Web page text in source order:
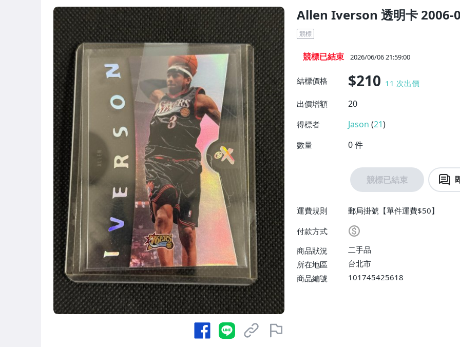
Allen Iverson 透明卡 2006-
競標
競標已結束 2026/06/06 21:59:00
結標價格 $210 11 次出價
出價增額
20
得標者 Jason (21)
數量 0件
競標已結束
運費規則
郵局掛號【單件運費$50】
付款方式
商品狀況
二手品
所在地區
台北市
商品編號
101745425618
偶像、球員卡與郵幣